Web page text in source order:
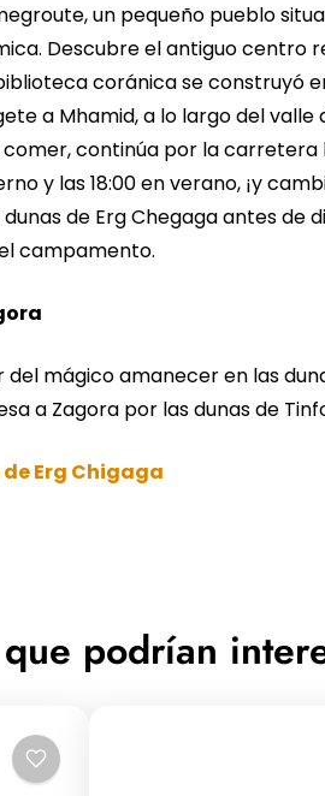
un pequeño pueblo
Descubre el antiguo centro
coránica se construyó
a Mhamid, a lo largo del valle
continúa por la carretera
y las 18:00 en verano, ¡y
de Erg Chegaga antes de
campamento.
mágico amanecer en las
a Zagora por las dunas de
Erg Chigaga
podrían